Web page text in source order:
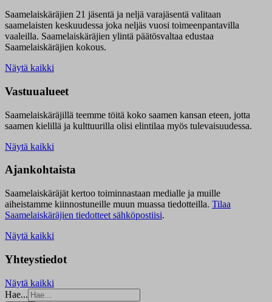
Saamelaiskäräjien 21 jäsentä ja neljä varajäsentä valitaan
saamelaisten keskuudessa joka neljäs vuosi toimeenpantavilla
vaaleilla. Saamelaiskäräjien ylintä päätösvaltaa edustaa
Saamelaiskäräjien kokous.
Näytä kaikki
Vastuualueet
Saamelaiskäräjillä teemme töitä koko saamen kansan eteen, jotta
saamen kielillä ja kulttuurilla olisi elintilaa myös tulevaisuudessa.
Näytä kaikki
Ajankohtaista
Saamelaiskäräjät kertoo toiminnastaan medialle ja muille
aiheistamme kiinnostuneille muun muassa tiedotteilla. Tilaa
Saamelaiskäräjien tiedotteet sähköpostiisi.
Näytä kaikki
Yhteystiedot
Näytä kaikki
Hae...